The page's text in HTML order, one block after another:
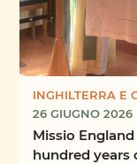
INGHILTERRA E
26 GIUGNO 2026
Missio
hundred years